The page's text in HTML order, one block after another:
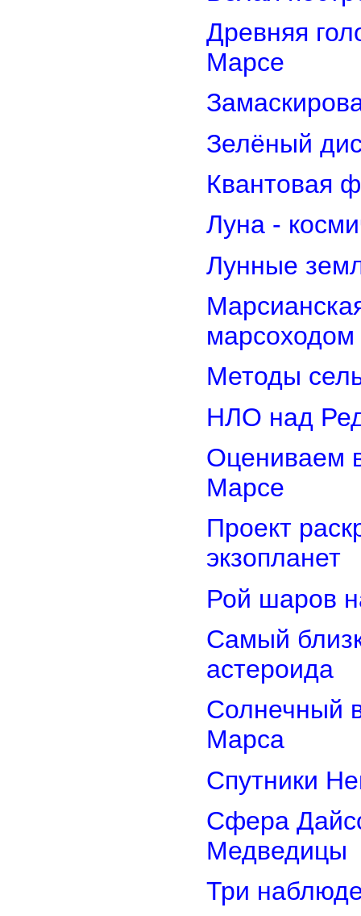
Древняя
Марсе
Зелёный
Квантовая
Луна -
Лунные
марсоходом
Методы
НЛО над
Оцениваем
Марсе
Проект
экзопланет
Рой шаров
Самый
астероида
Солнечный
Марса
Спутники
Сфера
Медведицы
Три